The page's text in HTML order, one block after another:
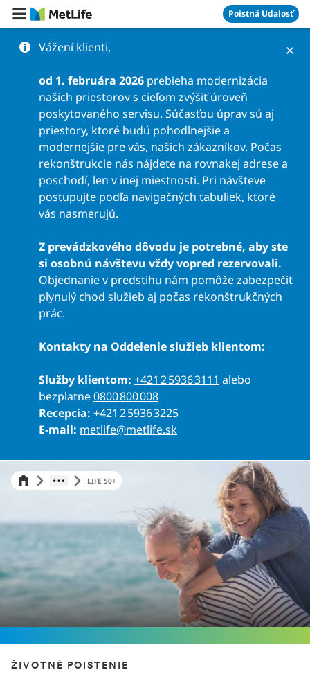
Preskočiť na obsah Poistná Udalosť
Vážení klienti,
od 1. februára 2026 prebieha modernizácia
našich priestorov s cieľom zvýšiť úroveň
poskytovaného servisu. Súčasťou úprav sú aj
priestory, ktoré budú pohodlnejšie a
modernejšie pre vás, našich zákazníkov. Počas
rekonštrukcie nás nájdete na rovnakej adrese a
poschodí, len v inej miestnosti. Pri návšteve
postupujte podľa navigačných tabuliek, ktoré
vás nasmerujú.
Z prevádzkového dôvodu je potrebné, aby ste
si osobnú návštevu vždy vopred rezervovali.
Objednanie v predstihu nám pomôže zabezpečiť
plynulý chod služieb aj počas rekonštrukčných
prác.
Kontakty na Oddelenie služieb klientom:
Služby klientom: +421 2 5936 3111 alebo
bezplatne0800 800 008
Recepcia: +421 2 5936 3225
E-mail: metlife@metlife.sk
LIFE 50+
ŽIVOTNÉ POISTENIE